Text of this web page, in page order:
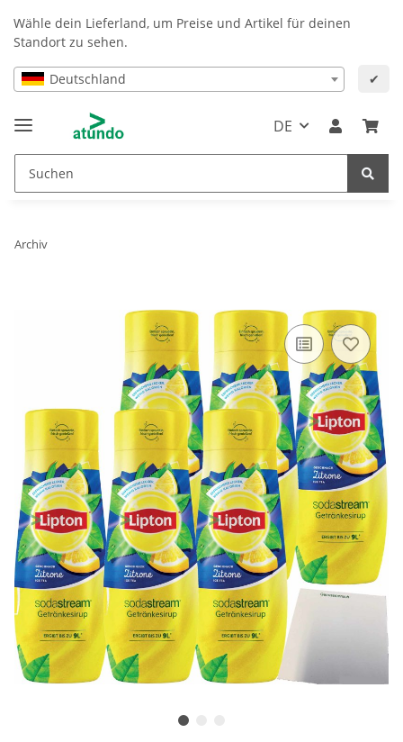
Wähle dein Lieferland, um Preise und Artikel für deinen
Standort zu sehen.
Deutschland ✔
DE
Archiv